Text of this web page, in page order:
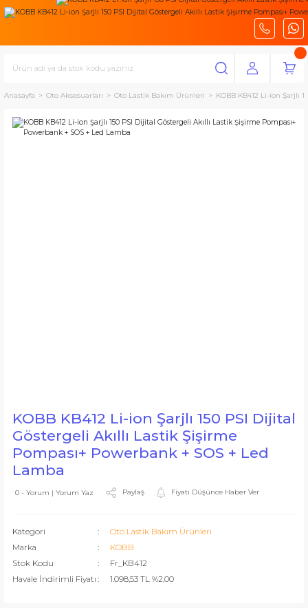
Anasayfa Oto Aksesuarları Oto Lastik Bakım Ürünleri KOBB KB412 Li-ion Şarjlı
KOBB KB412 Li-ion Şarjlı 150 PSI Dijital
Göstergeli Akıllı Lastik Şişirme
Pompası+ Powerbank + SOS + Led
Lamba
0 - Yorum | Yorum Yaz Paylaş Fiyatı Düşünce Haber Ver
Kategori
Oto Lastik Bakım Ürünleri
Marka
KOBB
Stok Kodu
Fr_KB412
Havale İndirimli Fiyatı
1.098,53 TL %2,00